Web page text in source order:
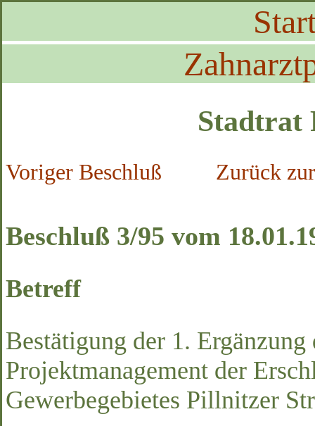
Stadtrat
Voriger Beschluß Zurück
Beschluß 3/95 vom
Betreff
Bestätigung der 1. Ergänzung
Projektmanagement der
Gewerbegebietes Pillnitzer